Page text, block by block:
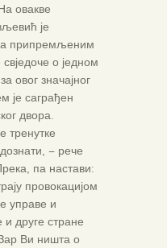
овакве
је
припремљеним
о једном
овог значајног
је саграђен
двора.
тренутке
– рече
па настави:
провокацијом
управе и
и друге стране
Ви ништа о